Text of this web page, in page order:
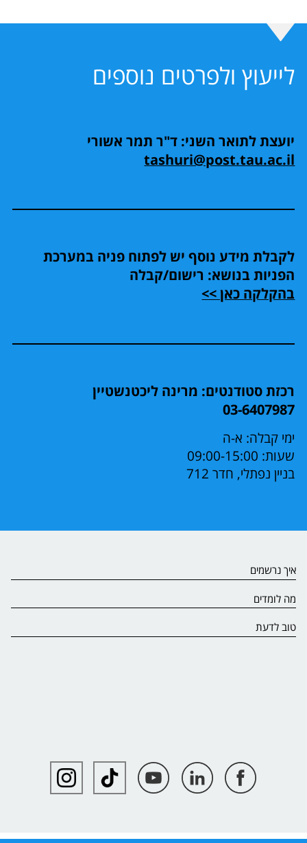
לייעוץ ולפרטים נוספים
יועצת לתואר השני: ד"ר תמר אשורי
tashuri@post.tau.ac.il
לקבלת מידע נוסף יש לפתוח פניה במערכת
הפניות בנושא: רישום/קבלה
בהקלקה כאן >>
רכזת סטודנטים: מרינה ליכטנשטיין
03-6407987
ימי קבלה: א-ה
שעות: 09:00-15:00
בניין נפתלי, חדר 712
איך נרשמים
מה לומדים
טוב לדעת